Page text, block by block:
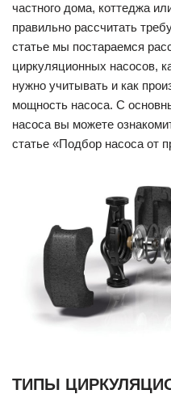
частного дома, коттеджа
правильно рассчитать
статье мы постараемся
циркуляционных насосов,
нужно учитывать и как
мощность насоса. С
насоса вы можете
статье «Подбор насоса от
ТИПЫ